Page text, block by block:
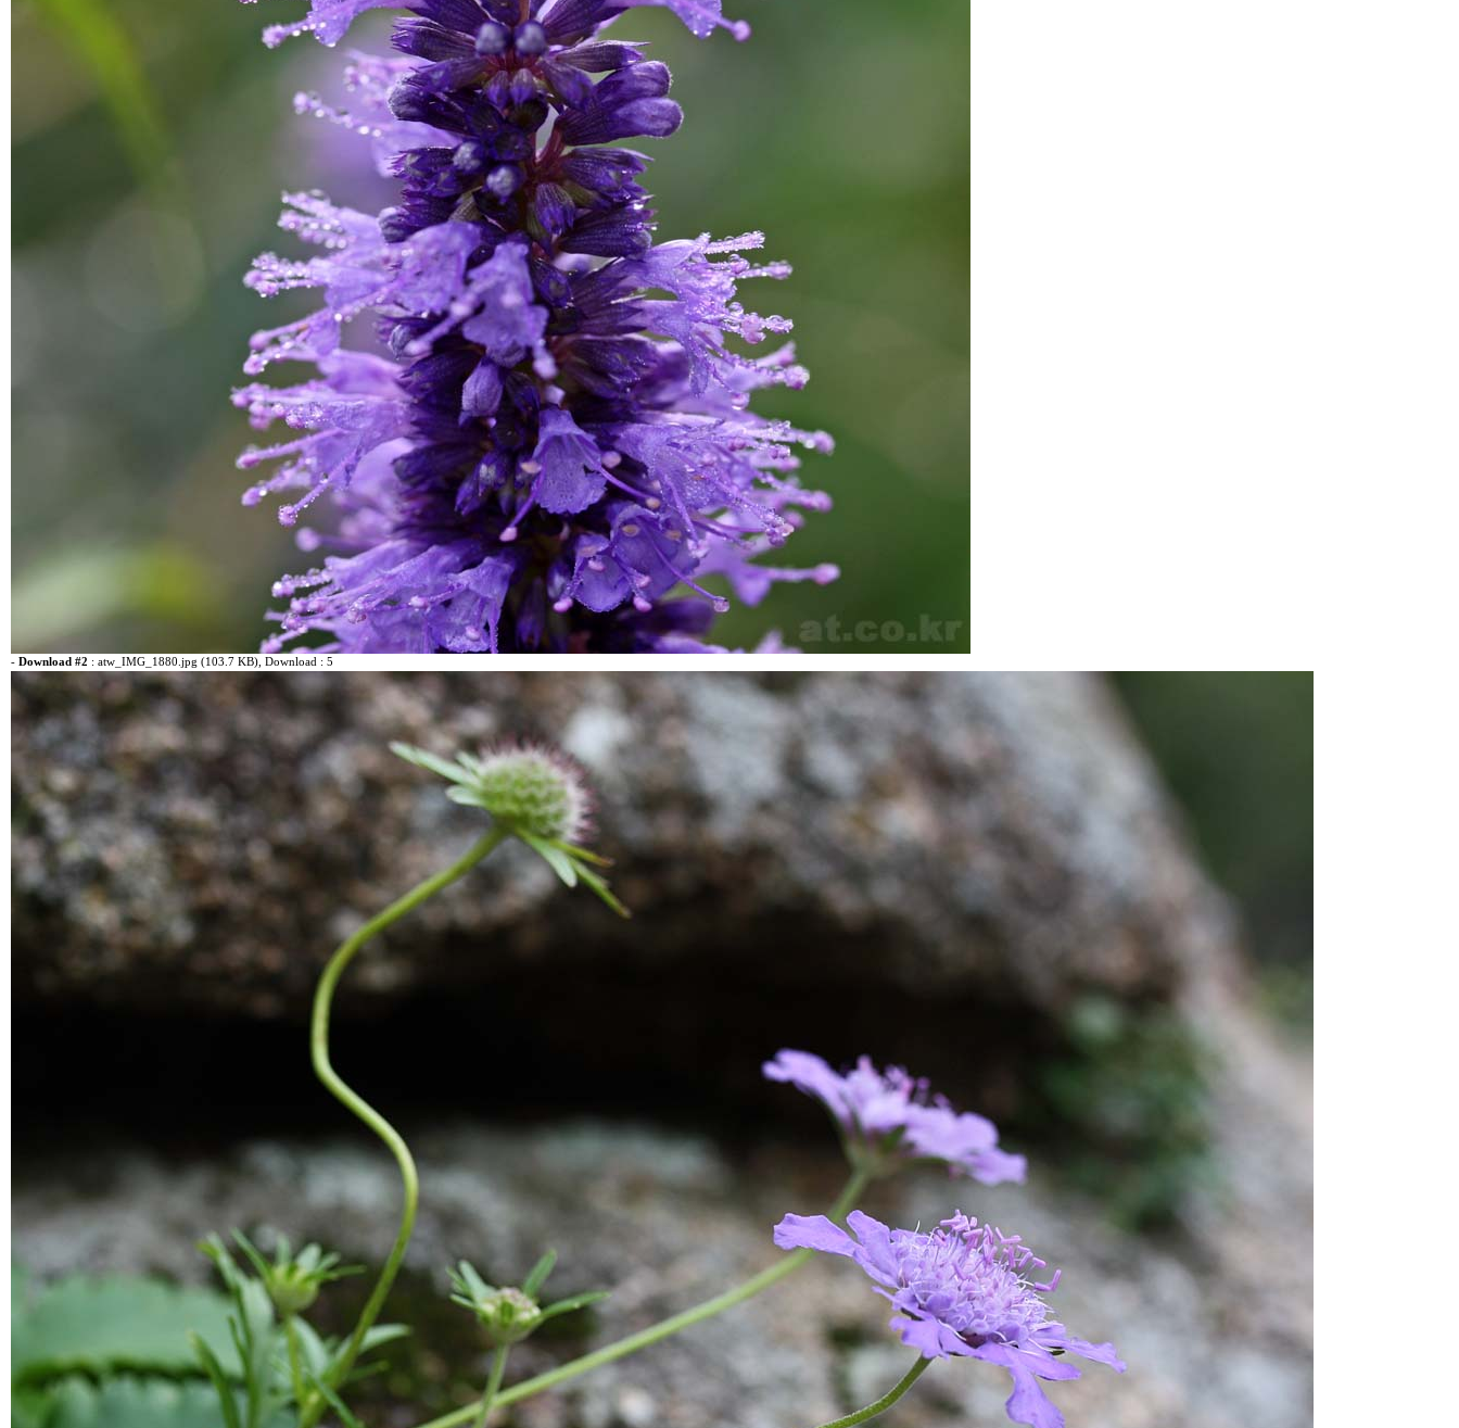
- Download #2 : atw_IMG_1880.jpg (103.7 KB) , Download : 5